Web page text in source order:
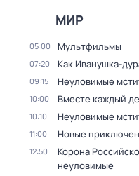
МИР
05:00 Мультфильмы
07:20 Как Иванушка-
09:15 Неуловимые
10:00 Вместе каждый
10:10 Неуловимые
11:00 Новые
12:50
Корона
неуловимые